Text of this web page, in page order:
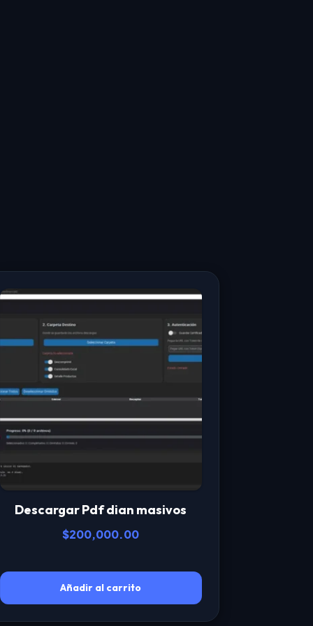
Descargar Pdf dian masivos
$200,000.00
Añadir al carrito